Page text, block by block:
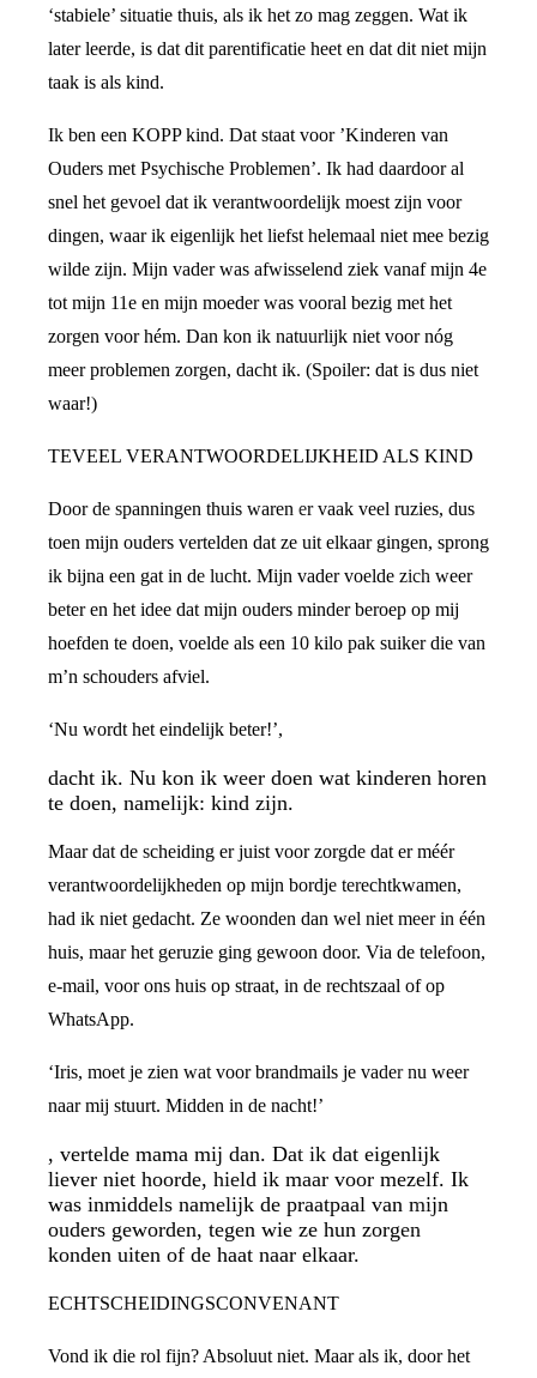
‘stabiele’ situatie thuis, als ik het zo mag zeggen. Wat ik
later leerde, is dat dit parentificatie heet en dat dit niet mijn
taak is als kind.
Ik ben een KOPP kind. Dat staat voor ’Kinderen van
Ouders met Psychische Problemen’. Ik had daardoor al
snel het gevoel dat ik verantwoordelijk moest zijn voor
dingen, waar ik eigenlijk het liefst helemaal niet mee bezig
wilde zijn. Mijn vader was afwisselend ziek vanaf mijn 4e
tot mijn 11e en mijn moeder was vooral bezig met het
zorgen voor hém. Dan kon ik natuurlijk niet voor nóg
meer problemen zorgen, dacht ik. (Spoiler: dat is dus niet
waar!)
TEVEEL VERANTWOORDELIJKHEID ALS KIND
Door de spanningen thuis waren er vaak veel ruzies, dus
toen mijn ouders vertelden dat ze uit elkaar gingen, sprong
ik bijna een gat in de lucht. Mijn vader voelde zich weer
beter en het idee dat mijn ouders minder beroep op mij
hoefden te doen, voelde als een 10 kilo pak suiker die van
m’n schouders afviel.
‘Nu wordt het eindelijk beter!’,
dacht ik. Nu kon ik weer doen wat kinderen horen
te doen, namelijk: kind zijn.
Maar dat de scheiding er juist voor zorgde dat er méér
verantwoordelijkheden op mijn bordje terechtkwamen,
had ik niet gedacht. Ze woonden dan wel niet meer in één
huis, maar het geruzie ging gewoon door. Via de telefoon,
e-mail, voor ons huis op straat, in de rechtszaal of op
WhatsApp.
‘Iris, moet je zien wat voor brandmails je vader nu weer
naar mij stuurt. Midden in de nacht!’
, vertelde mama mij dan. Dat ik dat eigenlijk
liever niet hoorde, hield ik maar voor mezelf. Ik
was inmiddels namelijk de praatpaal van mijn
ouders geworden, tegen wie ze hun zorgen
konden uiten of de haat naar elkaar.
ECHTSCHEIDINGSCONVENANT
Vond ik die rol fijn? Absoluut niet. Maar als ik, door het